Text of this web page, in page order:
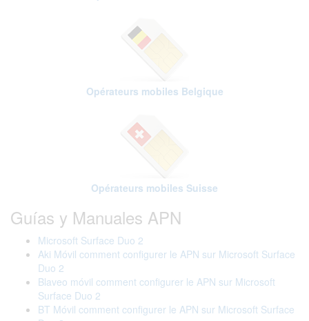
Opérateurs mobiles Belgique
Opérateurs mobiles Suisse
Guías y Manuales APN
Microsoft Surface Duo 2
Aki Móvil comment configurer le APN sur Microsoft Surface
Duo 2
Blaveo móvil comment configurer le APN sur Microsoft
Surface Duo 2
BT Móvil comment configurer le APN sur Microsoft Surface